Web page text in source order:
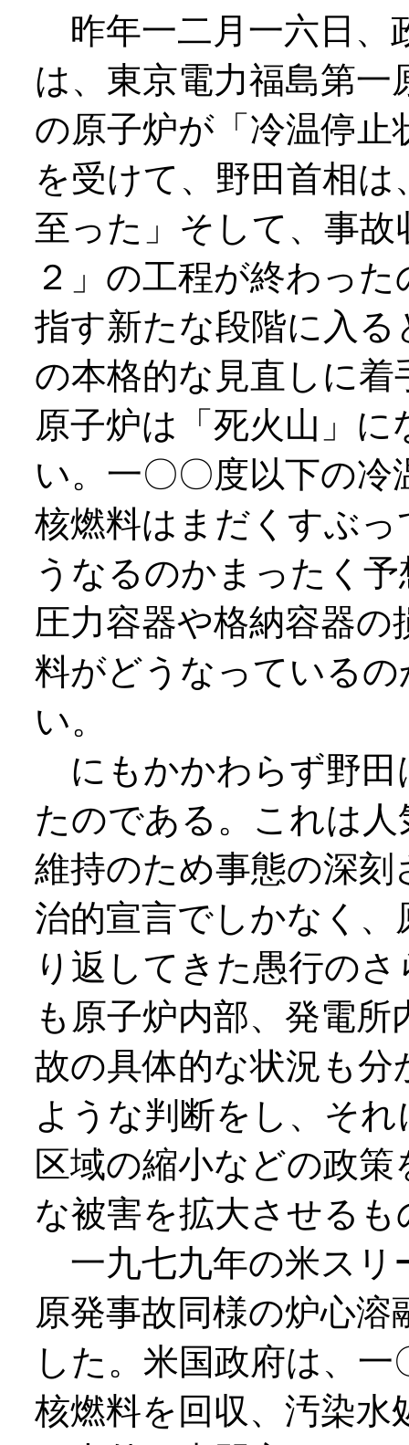
昨年一二月一六日、
は、東京電力福島第
の原子炉が「冷温停
を受けて、野田首相
至った」そして、事
２」の工程が終わっ
指す新たな段階に入
の本格的な見直しに
原子炉は「死火山」
い。一〇〇度以下の
核燃料はまだくすぶ
うなるのかまったく
圧力容器や格納容器
料がどうなっている
い。
にもかかわらず野田
たのである。これは
維持のため事態の深
治的宣言でしかなく
り返してきた愚行の
も原子炉内部、発電
故の具体的な状況も
ような判断をし、そ
区域の縮小などの政
な被害を拡大させる
一九七九年の米スリ
原発事故同様の炉心
した。米国政府は、
核燃料を回収、汚染